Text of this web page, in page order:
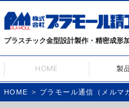
プラスチック金型設計製作・精密成形
HOME 製
HOME プラモール通信（メルマ